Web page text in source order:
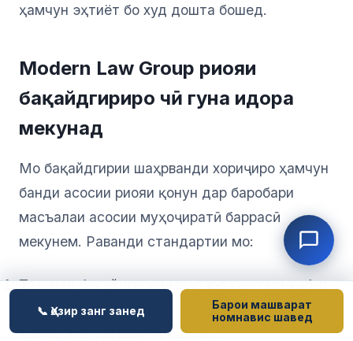
ҳамчун эҳтиёт бо худ дошта бошед.
Modern Law Group риояи
бақайдгириро чӣ гуна идора
мекунад
Мо бақайдгирии шаҳрванди хориҷиро ҳамчун
банди асосии риояи қонун дар баробари
масъалаи асосии муҳоҷиратӣ баррасӣ
мекунем. Раванди стандартии мо:
Таърихи бақайдгирии мизоҷро ҳангоми қабул
санҷидан — корти LPR, I-94, EAD, G-325R-и
қаблӣ, ҳар таърихи A-number.
📞 Ҳозир занг занед
Барои машварат
номнавис шавед